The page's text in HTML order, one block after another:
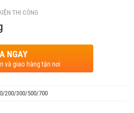
THI CÔNG
NGAY
và giao hàng tận nơi
200/300/500/700